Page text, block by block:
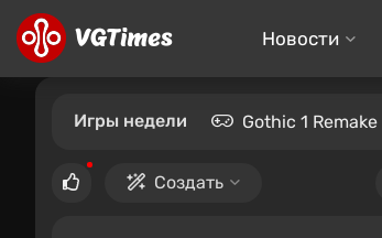
Новости
Игры недели Gothic 1 Remake
Создать